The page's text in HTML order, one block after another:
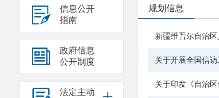
信息公开
指南
政府信息
公开制度
法定主动
规划信息
新疆维吾尔自治区人
关于开展全国信
关于印发《自治